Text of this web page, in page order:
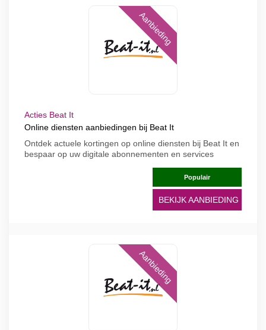
Aanbieding
Acties Beat It
Online diensten aanbiedingen bij Beat It
Ontdek actuele kortingen op online diensten bij Beat It en
bespaar op uw digitale abonnementen en services
Populair
BEKIJK AANBIEDING
Aanbieding